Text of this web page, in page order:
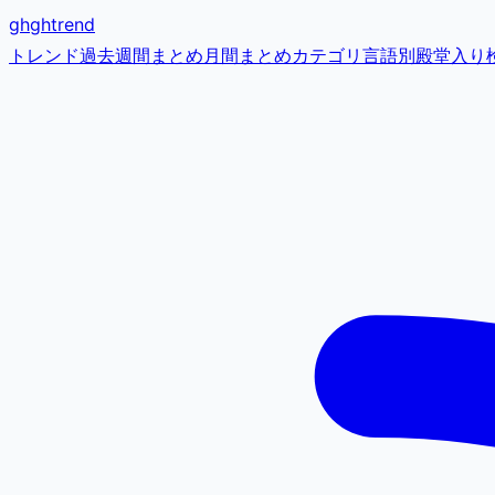
ghghtrend
トレンド過去週間まとめ月間まとめカテゴリ 言語別殿堂入り